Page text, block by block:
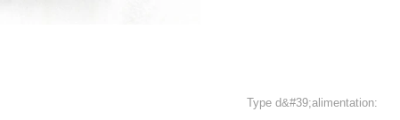
Type d&#39;alimentation: